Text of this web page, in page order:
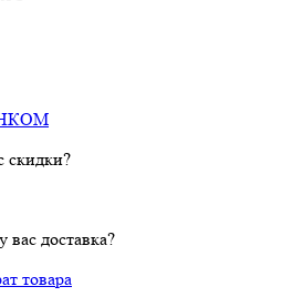
скидки?
вас доставка?
товара